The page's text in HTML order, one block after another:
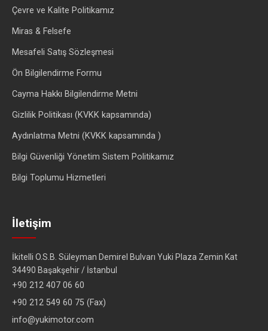
Çevre ve Kalite Politikamız
Miras & Felsefe
Mesafeli Satış Sözleşmesi
Ön Bilgilendirme Formu
Cayma Hakkı Bilgilendirme Metni
Gizlilik Politikası (KVKK kapsamında)
Aydınlatma Metni (KVKK kapsamında )
Bilgi Güvenliği Yönetim Sistem Politikamız
Bilgi Toplumu Hizmetleri
İletişim
İkitelli O.S.B. Süleyman Demirel Bulvarı Yuki Plaza Zemin Kat
34490 Başakşehir / İstanbul
+90 212 407 06 60
+90 212 549 60 75 (Fax)
info@yukimotor.com